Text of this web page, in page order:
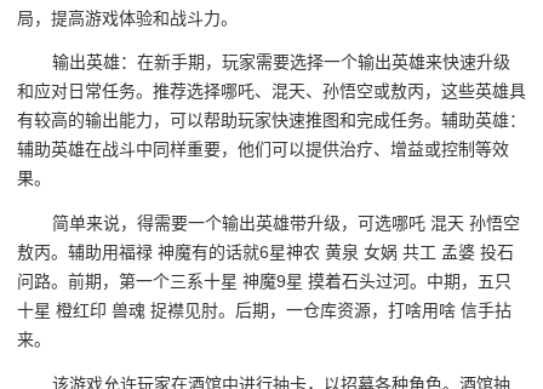
局，提高游戏体验和战斗力。
输出英雄：在新手期，玩家需要选择一个输出英雄来快速升级
和应对日常任务。推荐选择哪吒、混天、孙悟空或敖丙，这些英雄具
有较高的输出能力，可以帮助玩家快速推图和完成任务。辅助英雄：
辅助英雄在战斗中同样重要，他们可以提供治疗、增益或控制等效
果。
简单来说，得需要一个输出英雄带升级，可选哪吒 混天 孙悟空
敖丙。辅助用福禄 神魔有的话就6星神农 黄泉 女娲 共工 孟婆 投石
问路。前期，第一个三系十星 神魔9星 摸着石头过河。中期，五只
十星 橙红印 兽魂 捉襟见肘。后期，一仓库资源，打啥用啥 信手拈
来。
该游戏允许玩家在酒馆中进行抽卡，以招募各种角色。酒馆抽